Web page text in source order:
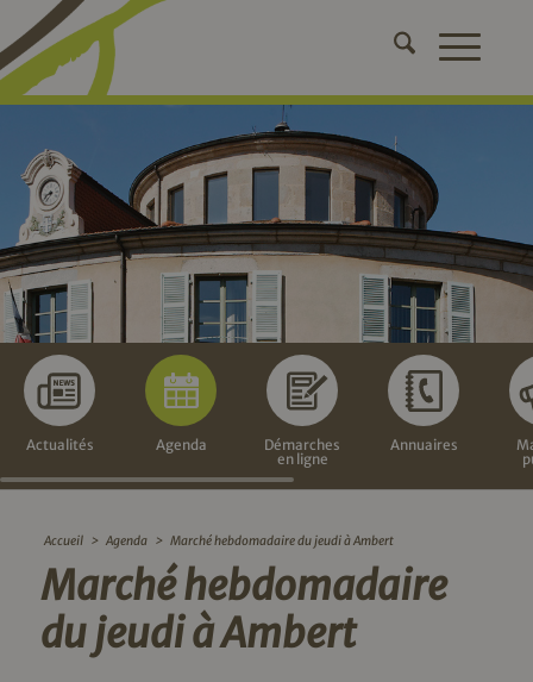
Actualités Agenda
Démarches
en ligne
Annuaires
Accueil > Agenda > Marché hebdomadaire du jeudi à Ambert
Marché hebdomadaire
du jeudi à Ambert